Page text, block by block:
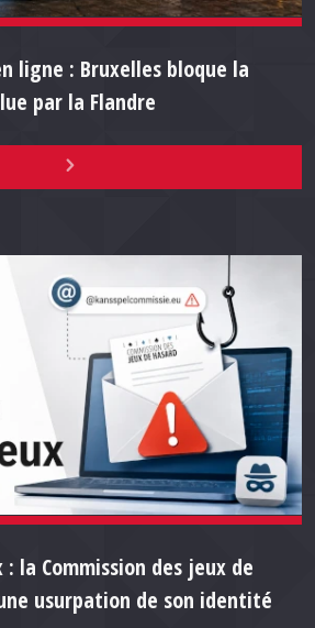
ligne : Bruxelles bloque la
par la Flandre
la Commission des jeux de
usurpation de son identité